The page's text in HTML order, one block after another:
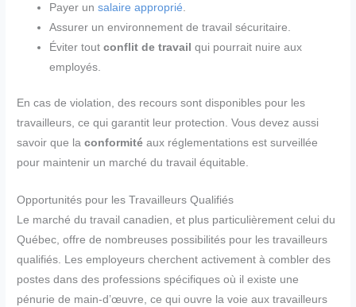
Payer unsalaire approprié
Assurer un environnement de travail sécuritaire.
Éviter toutconflit de travail qui pourrait nuire aux
employés.
En cas de violation, des recours sont disponibles pour les
travailleurs, ce qui garantit leur protection. Vous devez aussi
savoir que laconformité aux réglementations est surveillée
pour maintenir un marché du travail équitable.
Opportunités pour les Travailleurs Qualifiés
Le marché du travail canadien, et plus particulièrement celui du
Québec, offre de nombreuses possibilités pour les travailleurs
qualifiés. Les employeurs cherchent activement à combler des
postes dans des professions spécifiques où il existe une
pénurie de main-d’œuvre, ce qui ouvre la voie aux travailleurs